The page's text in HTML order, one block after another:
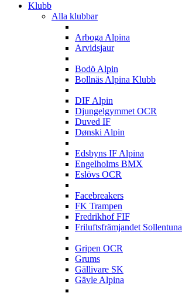
Klubb
Alla klubbar
Arboga Alpina
Arvidsjaur
Bodö Alpin
Bollnäs Alpina Klubb
DIF Alpin
Djungelgymmet OCR
Duved IF
Dønski Alpin
Edsbyns IF Alpina
Engelholms BMX
Eslövs OCR
Facebreakers
FK Trampen
Fredrikhof FIF
Friluftsfrämjandet Sollentuna
Gripen OCR
Grums
Gällivare SK
Gävle Alpina